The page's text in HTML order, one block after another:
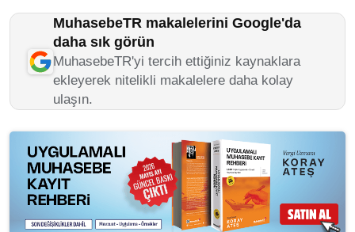
MuhasebeTR makalelerini Google'da
daha sık görün
MuhasebeTR'yi tercih ettiğiniz kaynaklara
ekleyerek nitelikli makalelere daha kolay
ulaşın.